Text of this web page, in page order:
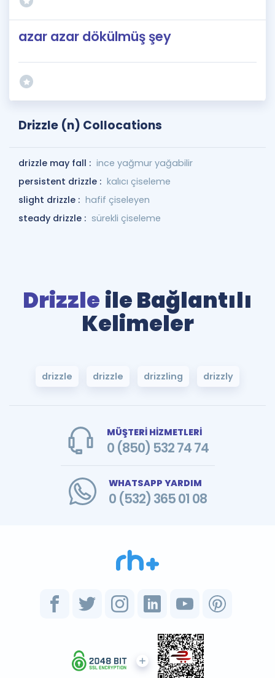
azar azar dökülmüş şey
Drizzle (n) Collocations
drizzle may fall : ince yağmur yağabilir
persistent drizzle : kalıcı çiseleme
slight drizzle : hafif çiseleyen
steady drizzle : sürekli çiseleme
Drizzle ile Bağlantılı
Kelimeler
drizzle drizzle drizzling drizzly
MÜŞTERİ HİZMETLERİ
0 (850) 532 74 74
WHATSAPP YARDIM
0 (532) 365 01 08